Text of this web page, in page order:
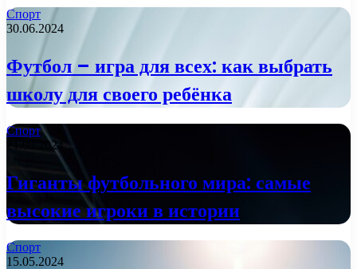
Спорт
30.06.2024
Футбол – игра для всех: как выбрать
школу для своего ребёнка
Спорт
21.05.2024
Гиганты футбольного мира: самые
высокие игроки в истории
Спорт
15.05.2024